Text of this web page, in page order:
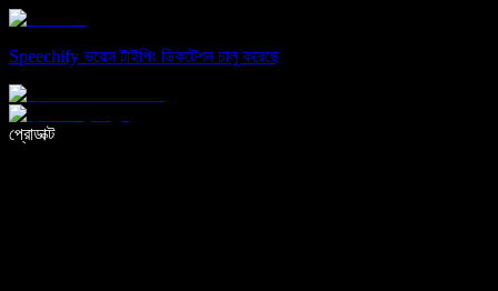
Speechify ভয়েস টাইপিং ডিকটেশন চালু করেছে
প্রোডাক্ট
ভয়েস টাইপিং দিয়ে ৫ গুণ দ্রুত লিখুন